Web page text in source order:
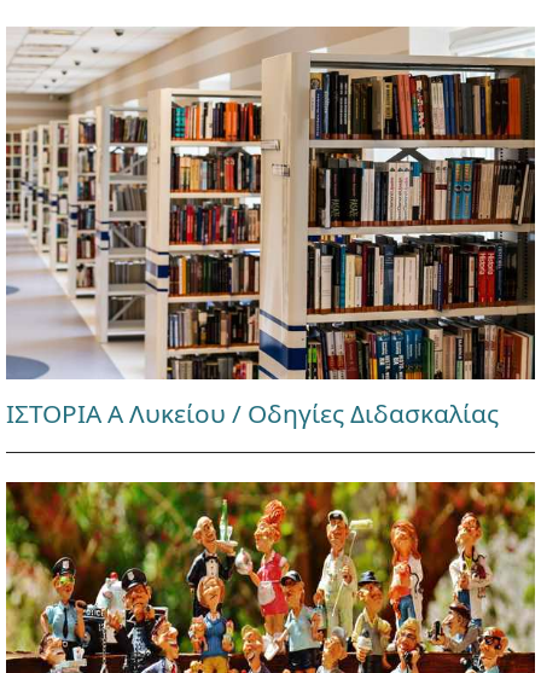
ΙΣΤΟΡΙΑ Α Λυκείου / Οδηγίες Διδασκαλίας